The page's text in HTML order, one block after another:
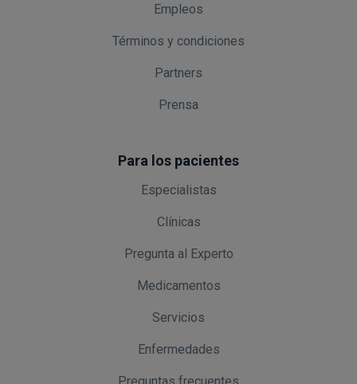
Empleos
Términos y condiciones
Partners
Prensa
Para los pacientes
Especialistas
Clínicas
Pregunta al Experto
Medicamentos
Servicios
Enfermedades